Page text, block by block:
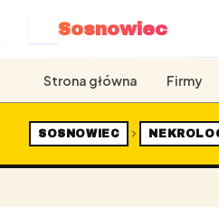
Sosnowiec
Strona główna Firmy
SOSNOWIEC